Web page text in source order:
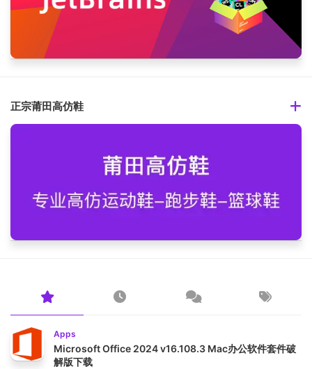
正宗莆田高仿鞋
Apps
Microsoft Office 2024 v16.108.3 Mac办公软件套件破
解版下载